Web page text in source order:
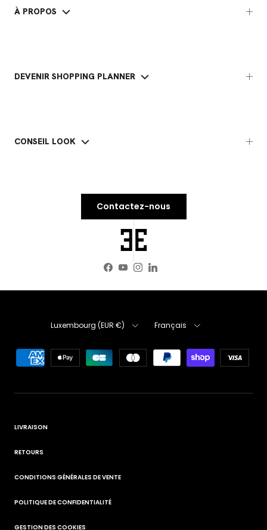
À PROPOS
DEVENIR SHOPPING PLANNER
CONSEIL LOOK
Contactez-nous
Facebook
YouTube
Instagram
LinkedIn
Luxembourg (EUR €) Français
LIVRAISON
RETOURS
CONDITIONS GÉNÉRALES DE VENTE
POLITIQUE DE CONFIDENTIALITÉ
GESTION DES COOKIES